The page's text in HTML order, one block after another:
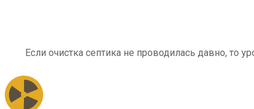
Если очистка септика не проводилась давно, то